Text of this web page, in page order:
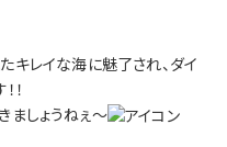
キレイな海に魅了され、ダイ
！
ましょうねぇ～